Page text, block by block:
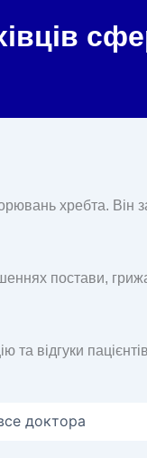
хребта.
постави,
та відгуки